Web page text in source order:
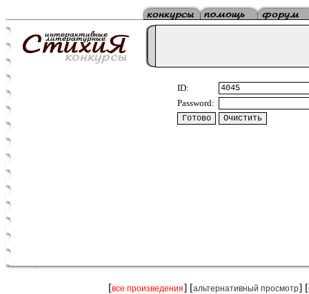
ID:
Password:
[все произведения] [альтернативный просмотр] [